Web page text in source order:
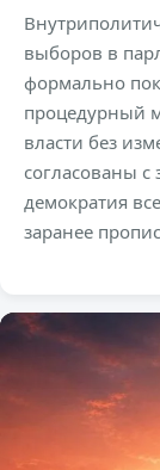
выборов в
формально
процедурный
власти без
согласованы
демократия
заранее